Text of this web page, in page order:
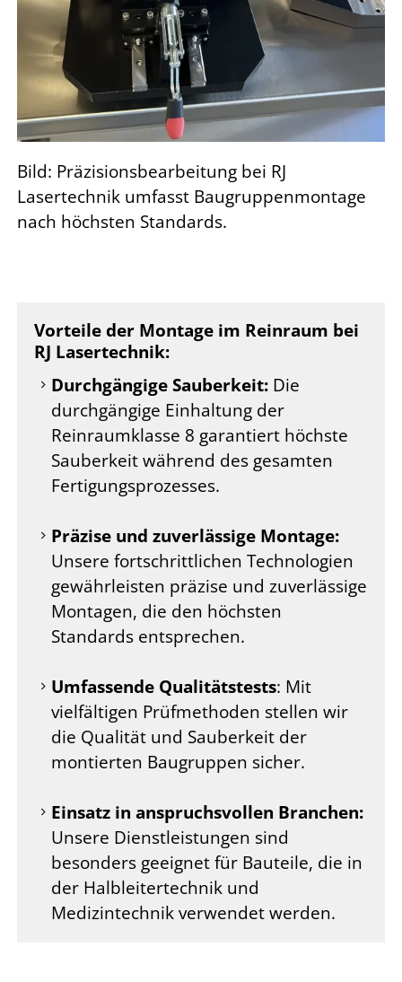
Bild: Präzisionsbearbeitung bei RJ
Lasertechnik umfasst Baugruppenmontage
nach höchsten Standards.
Vorteile der Montage im Reinraum bei
RJ Lasertechnik:
Durchgängige Sauberkeit: Die
durchgängige Einhaltung der
Reinraumklasse 8 garantiert höchste
Sauberkeit während des gesamten
Fertigungsprozesses.
Präzise und zuverlässige Montage:
Unsere fortschrittlichen Technologien
gewährleisten präzise und zuverlässige
Montagen, die den höchsten
Standards entsprechen.
Umfassende Qualitätstests: Mit
vielfältigen Prüfmethoden stellen wir
die Qualität und Sauberkeit der
montierten Baugruppen sicher.
Einsatz in anspruchsvollen Branchen:
Unsere Dienstleistungen sind
besonders geeignet für Bauteile, die in
der Halbleitertechnik und
Medizintechnik verwendet werden.